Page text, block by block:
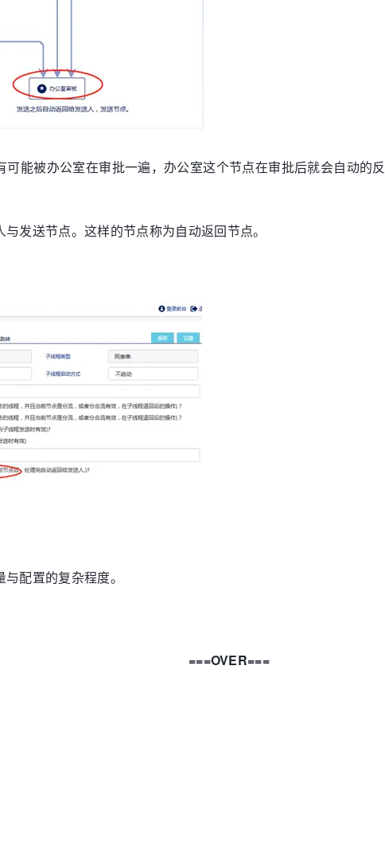
能被办公室在审批一遍，办公室这个节点在审批后就会自动的
发送节点。这样的节点称为自动返回节点。
配置的复杂程度。
===OVER===